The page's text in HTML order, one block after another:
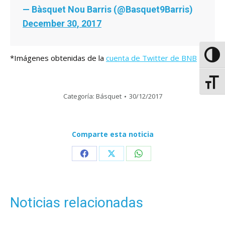
— Bàsquet Nou Barris (@Basquet9Barris)
December 30, 2017
*Imágenes obtenidas de la cuenta de Twitter de BNB
Categoría: Básquet 30/12/2017
Comparte esta noticia
Share Share Share
Noticias relacionadas